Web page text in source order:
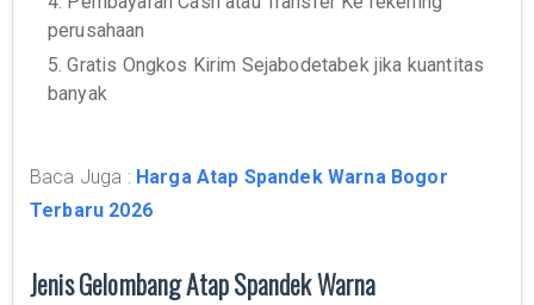
perusahaan
5. Gratis Ongkos Kirim Sejabodetabek jika kuantitas
banyak
Baca Juga : Harga Atap Spandek Warna Bogor
Terbaru 2026
Jenis Gelombang Atap Spandek Warna